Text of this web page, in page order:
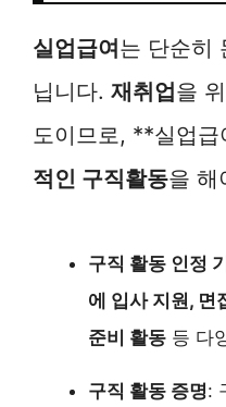
실업급여는 단순히
닙니다. 재취업을
도이므로, **실업
적인 구직활동을 해
구직 활동 인정
에 입사 지원, 면
준비 활동 등 다
구직 활동 증명: